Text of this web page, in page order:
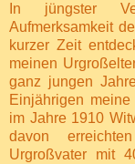
In jüngster
Aufmerksamkeit
kurzer Zeit
meinen
ganz jungen
Einjährigen
im Jahre 1910
davon
Urgroßvater mit